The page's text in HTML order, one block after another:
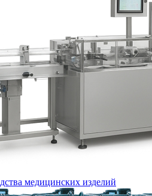
медицинских изделий